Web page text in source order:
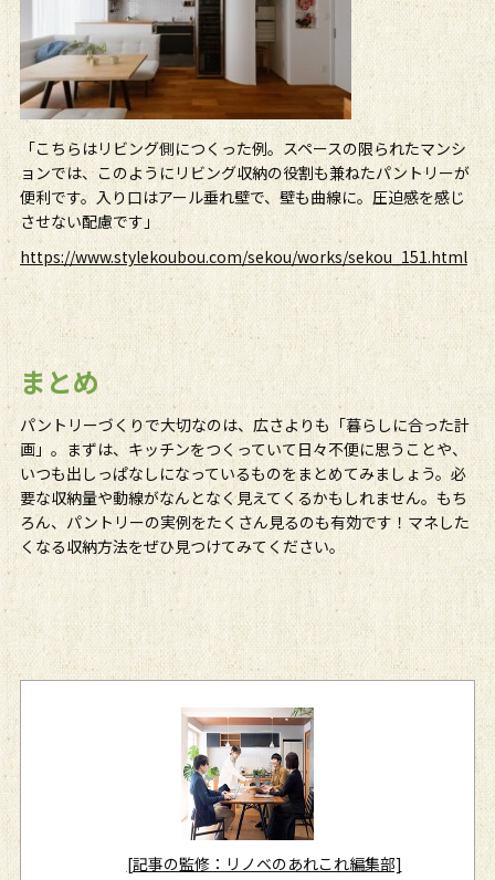
「こちらはリビング側につくった例。スペースの限られたマンシ
ョンでは、このようにリビング収納の役割も兼ねたパントリーが
便利です。入り口はアール垂れ壁で、壁も曲線に。圧迫感を感じ
させない配慮です」
https://www.stylekoubou.com/sekou/works/sekou_151.html
まとめ
パントリーづくりで大切なのは、広さよりも「暮らしに合った計
画」。まずは、キッチンをつくっていて日々不便に思うことや、
いつも出しっぱなしになっているものをまとめてみましょう。必
要な収納量や動線がなんとなく見えてくるかもしれません。もち
ろん、パントリーの実例をたくさん見るのも有効です！マネした
くなる収納方法をぜひ見つけてみてください。
[記事の監修：リノベのあれこれ編集部]